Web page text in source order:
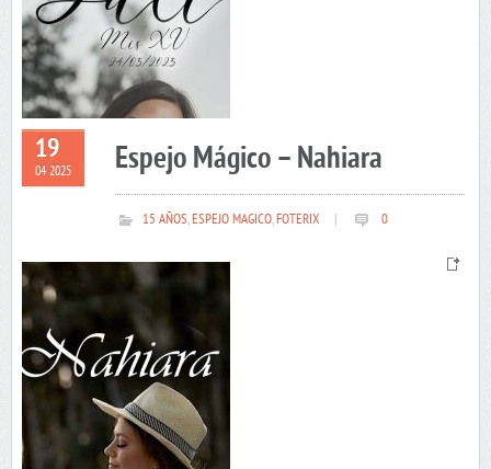
19
04 2025 Espejo Mágico – Nahiara
15 AÑOS,ESPEJO MAGICO,FOTERIX 0